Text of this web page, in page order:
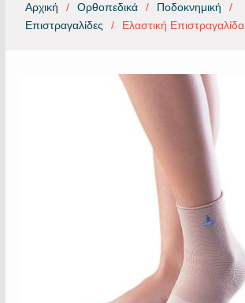
Αρχική Ορθοπεδικά
Ποδοκνημική
Επιστραγαλίδες
Ελαστική Επιστραγαλίδα